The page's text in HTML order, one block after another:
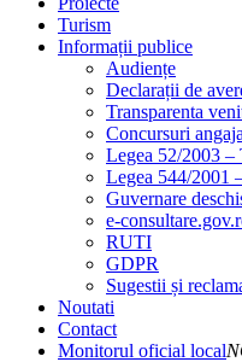
Turism
Informații publice
Audiențe
Declarații de
Transparenta
Concursuri
Legea 52/2003 –
Legea 544/2001
Guvernare
e-
RUTI
GDPR
Sugestii și
Noutati
Contact
Monitorul oficial local